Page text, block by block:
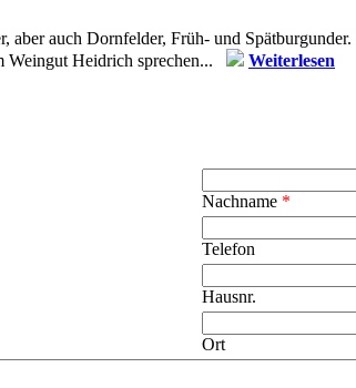
aber auch Dornfelder, Früh- und
Weingut Heidrich sprechen...
Weiterlesen
Nachname *
Telefon
Hausnr.
Ort